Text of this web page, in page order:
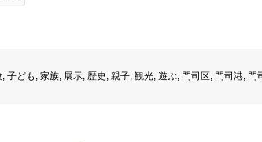
子ども 家族 展示 歴史 親子 観光 遊ぶ 門司区 門司港 門